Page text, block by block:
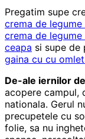
Pregatim supe
crema de
crema de
ceapa si supe de
gaina cu cu
De-ale iernilor
acopere campul,
nationala. Gerul
precupetele cu
folie, sa nu